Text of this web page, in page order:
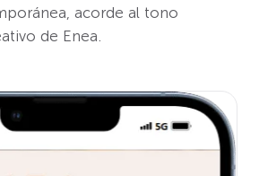
acorde al tono
de Enea.